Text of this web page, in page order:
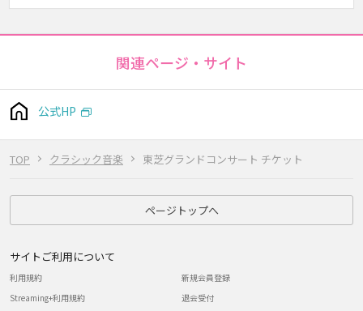
TOP クラシック音楽 東芝グランドコンサート チケット
関連ページ・サイト
公式HP
ページトップへ
サイトご利用について
利用規約
Streaming+利用規約
新規会員登録
退会受付